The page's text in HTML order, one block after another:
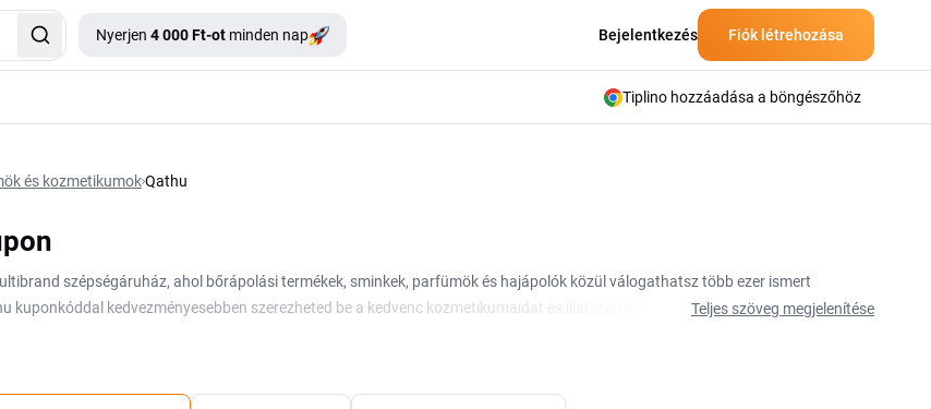
Nyerjen 4 000 Ft-ot minden nap Bejelentkezés Fiók létrehozása
Tiplino hozzáadása a böngészőhöz
és kozmetikumokQathu
szépségáruház, ahol bőrápolási termékek, sminkek, parfümök és hajápolók közül válogathatsz több ezer ismert
kuponkóddal kedvezményesebben szerezheted be a kedvenc kozmetikumaidat és illatszereidet, legyen szó arcápolásról
Teljes szöveg megjelenítése